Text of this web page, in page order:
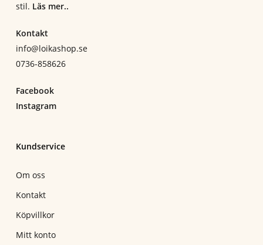
stil. Läs mer..
Kontakt
info@loikashop.se
0736-858626
Facebook
Instagram
Kundservice
Om oss
Kontakt
Köpvillkor
Mitt konto